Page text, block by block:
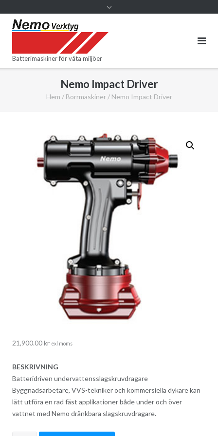
Batterimaskiner för våta miljöer
Nemo Impact Driver
Hem / Borrmaskiner/ Nemo Impact Driver
21,900.00kr exl moms
BESKRIVNING
Batteridriven undervattensslagskruvdragare
Byggnadsarbetare, VVS-tekniker och kommersiella dykare kan
lätt utföra en rad fäst applikationer både under och över
vattnet med Nemo dränkbara slagskruvdragare.